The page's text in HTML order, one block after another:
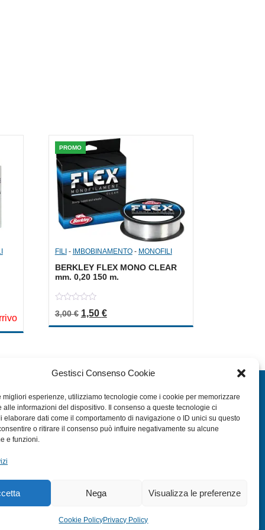
Gestisci Consenso Cookie
migliori esperienze, utilizziamo tecnologie come i cookie per memorizzare
alle informazioni del dispositivo. Il consenso a queste tecnologie ci
elaborare dati come il comportamento di navigazione o ID unici su questo
o ritirare il consenso può influire negativamente su alcune
e funzioni.
Nega Visualizza le preferenze
Cookie PolicyPrivacy Policy
6,00 €.
è: 3,00 €.
PROMO
FILI- IMBOBINAMENTO- MONOFILI
BERKLEY FLEX MONO CLEAR
mm. 0,20 150 m.
out
3,00€ Il prezzo originale era: 3,00 €.
1,50 €Il prezzo attuale è: 1,50 €.
HOME
SHOP
COOKIE POLICY (UE)
MODULO RESO